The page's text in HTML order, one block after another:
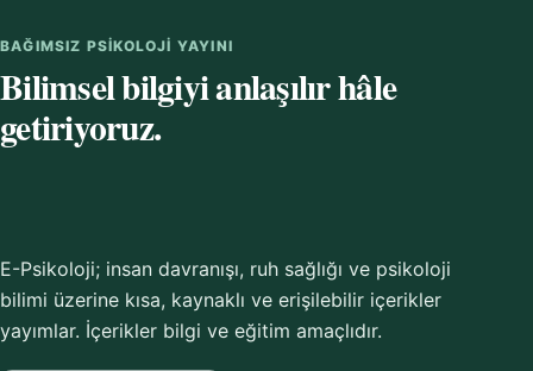
BAĞIMSIZ PSIKOLOJI YAYINI
Bilimsel bilgiyi anlaşılır hâle
getiriyoruz.
E-Psikoloji; insan davranışı, ruh sağlığı ve psikoloji
bilimi üzerine kısa, kaynaklı ve erişilebilir içerikler
yayımlar. İçerikler bilgi ve eğitim amaçlıdır.